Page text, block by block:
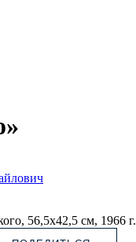
56,5х42,5 см, 1966 г.